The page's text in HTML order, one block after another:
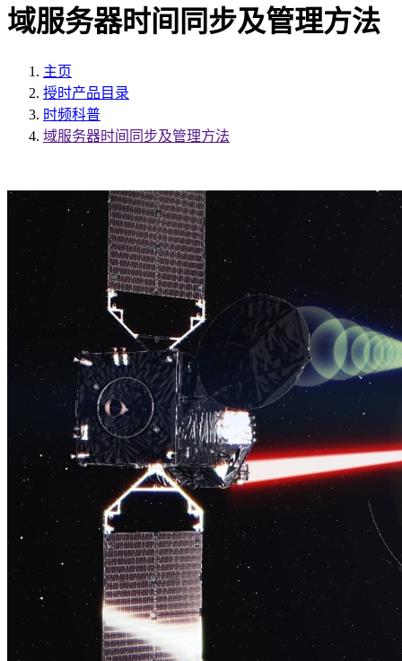
域服务器时间同步及管理方法
主页
授时产品目录
时频科普
域服务器时间同步及管理方法